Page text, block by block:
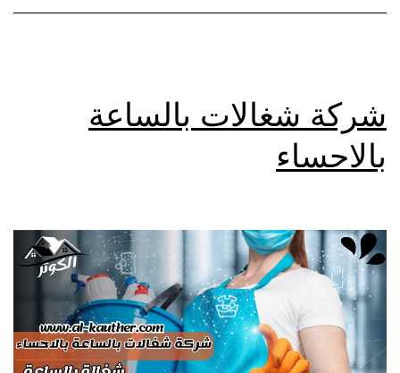
شركة شغالات بالساعة
بالاحساء